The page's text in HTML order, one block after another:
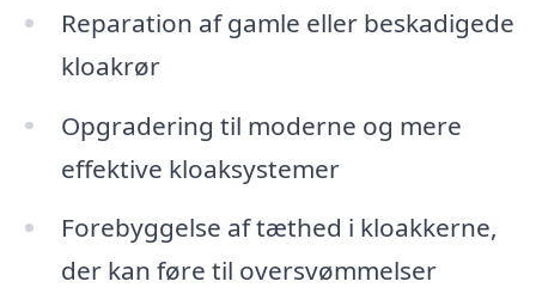
Reparation af gamle eller beskadigede
kloakrør
Opgradering til moderne og mere
effektive kloaksystemer
Forebyggelse af tæthed i kloakkerne,
der kan føre til oversvømmelser